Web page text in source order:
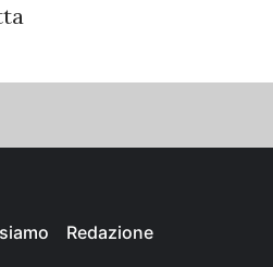
Redazione